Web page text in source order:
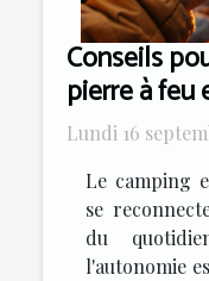
Conseils
pierre à feu
Lundi 16
Le camping
se
du
l'autonomie